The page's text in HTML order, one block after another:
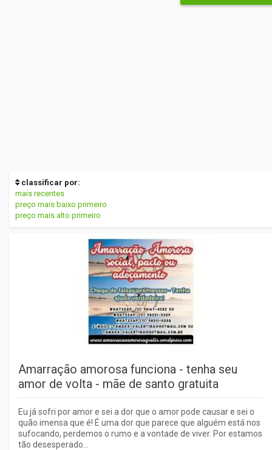
classificar por:
mais recentes
preço mais baixo primeiro
preço mais alto primeiro
Amarração amorosa funciona - tenha seu
amor de volta - mãe de santo gratuita
Eu já sofri por amor e sei a dor que o amor pode causar e sei o
quão imensa que é! É uma dor que parece que alguém está nos
sufocando, perdemos o rumo e a vontade de viver. Por estamos
tão desesperado...